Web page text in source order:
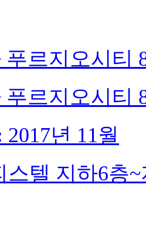
푸르지오시티
푸르지오시티
2017년 11월
스텔 지하6층